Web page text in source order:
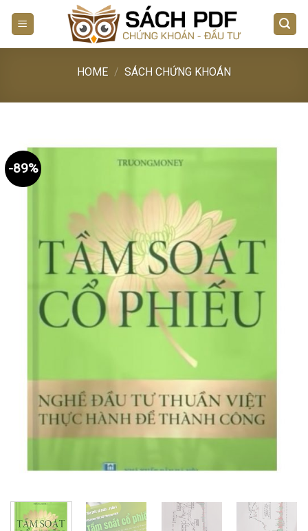
HOME / SÁCH CHỨNG KHOÁN
-89%